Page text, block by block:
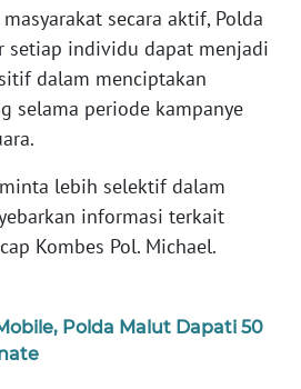
secara aktif, Polda
setiap individu dapat menjadi
dalam menciptakan
selama periode kampanye
lebih selektif dalam
informasi terkait
Kombes Pol. Michael.
Polda Malut Dapati 50